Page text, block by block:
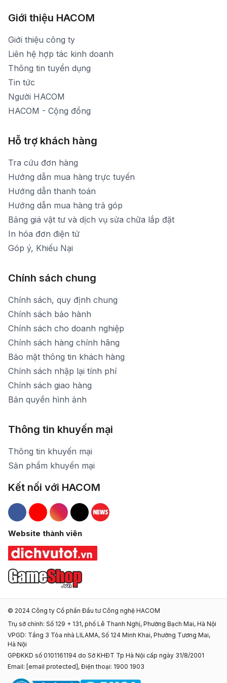
Thời gian mở cửa: Từ 8h30-19h hàng ngày
Xem bản đồ đường đi
1900 1903 (máy lẻ 159) -(028)73000322
1900 1903 (máy lẻ 160)
[email protected]
Thời gian mở cửa: Từ 8h30-20h hàng ngày
Giới thiệu HACOM
Giới thiệu công ty
Liên hệ hợp tác kinh doanh
Thông tin tuyển dụng
Tin tức
Người HACOM
HACOM - Cộng đồng
Hỗ trợ khách hàng
Tra cứu đơn hàng
Hướng dẫn mua hàng trực tuyến
Hướng dẫn thanh toán
Hướng dẫn mua hàng trả góp
Bảng giá vật tư và dịch vụ sửa chữa lắp đặt
In hóa đơn điện tử
Góp ý, Khiếu Nại
Chính sách chung
Chính sách, quy định chung
Chính sách bảo hành
Chính sách cho doanh nghiệp
Chính sách hàng chính hãng
Bảo mật thông tin khách hàng
Chính sách nhập lại tính phí
Chính sách giao hàng
Bản quyền hình ảnh
Thông tin khuyến mại
Thông tin khuyến mại
Sản phẩm khuyến mại
Kết nối với HACOM
Hacom Facebook
Hacom YouTube
Hacom Instagram
Hacom TikTok
Website thành viên
© 2024 Công ty Cổ phần Đầu tư Công nghệ HACOM
Trụ sở chính: Số 129 + 131, phố Lê Thanh Nghị, Phường Bạch Mai, Hà Nội
VPGD: Tầng 3 Tòa nhà LILAMA, Số 124 Minh Khai, Phường Tương Mai,
Hà Nội
GPĐKKD số 0101161194 do Sở KHĐT Tp Hà Nội cấp ngày 31/8/2001
Email: [email protected] , Điện thoại: 1900 1903